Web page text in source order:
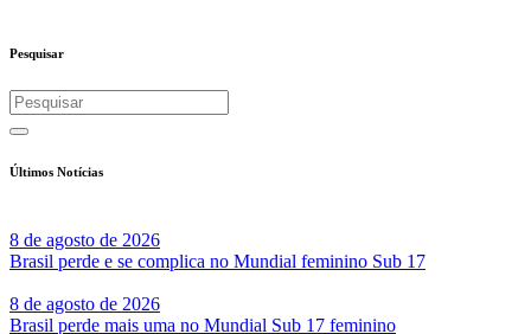
Pesquisar
Últimos Notícias
8 de agosto de 2026
Brasil perde e se complica no Mundial feminino Sub 17
8 de agosto de 2026
Brasil perde mais uma no Mundial Sub 17 feminino